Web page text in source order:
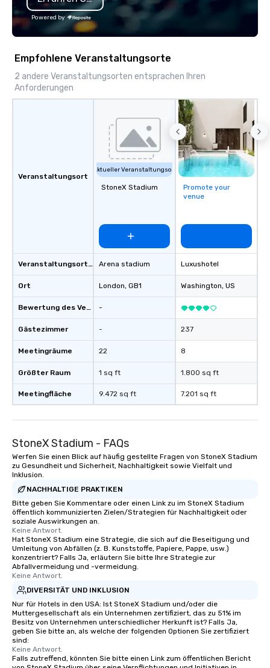
Powered by
Empfohlene Veranstaltungsorte
2 andere Veranstaltungsorten entsprachen Ihren
Anforderungen
Veranstaltungsort
Veranstaltungsortstyp
Ort
Bewertung des Veranstaltungsortes
Gästezimmer
Meetingräume
Größter Raum
Meetingfläche
Aktueller Veranstaltungsort
StoneX Stadium
Arena stadium
London, GB1
-
-
22
1 sq ft
9.472 sq ft
Promote your
venue
Luxushotel
Washington, US
237
8
1.800 sq ft
7.201 sq ft
StoneX Stadium - FAQs
Werfen Sie einen Blick auf häufig gestellte Fragen von StoneX Stadium
zu Gesundheit und Sicherheit, Nachhaltigkeit sowie Vielfalt und
Inklusion.
NACHHALTIGE PRAKTIKEN
Bitte geben Sie Kommentare oder einen Link zu im StoneX Stadium
öffentlich kommunizierten Zielen/Strategien für Nachhaltigkeit oder
soziale Auswirkungen an.
Keine Antwort.
Hat StoneX Stadium eine Strategie, die sich auf die Beseitigung und
Umleitung von Abfällen (z. B. Kunststoffe, Papiere, Pappe, usw.)
konzentriert? Falls Ja, erläutern Sie bitte Ihre Strategie zur
Abfallvermeidung und -vermeidung.
Keine Antwort.
DIVERSITÄT UND INKLUSION
Nur für Hotels in den USA: Ist StoneX Stadium und/oder die
Muttergesellschaft als ein Unternehmen zertifiziert, das zu 51% im
Besitz von Unternehmen unterschiedlicher Herkunft ist? Falls Ja,
geben Sie bitte an, als welche der folgenden Optionen Sie zertifiziert
sind:
Keine Antwort.
Falls zutreffend, könnten Sie bitte einen Link zum öffentlichen Bericht